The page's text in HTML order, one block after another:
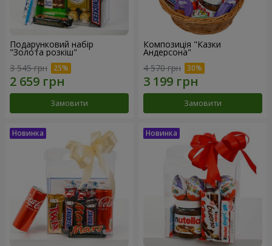
Подарунковий набір
"Золота розкіш"
3 545 грн
Замовити
Композиція "Казки
Андерсона"
4 570 грн
Замовити